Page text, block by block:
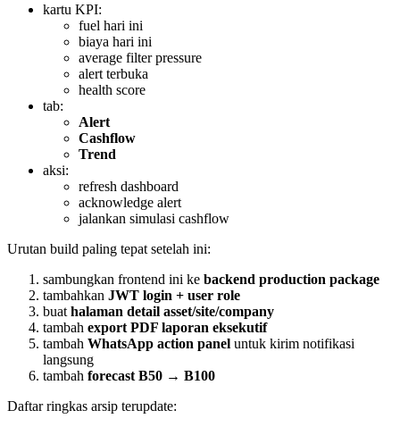
kartu KPI:
fuel hari ini
biaya hari ini
average filter pressure
alert terbuka
health score
tab:
Alert
Cashflow
Trend
aksi:
refresh dashboard
acknowledge alert
jalankan simulasi cashflow
Urutan build paling tepat setelah ini:
sambungkan frontend ini ke backend production package
tambahkan JWT login + user role
buat halaman detail asset/site/company
tambah export PDF laporan eksekutif
tambah WhatsApp action panel untuk kirim notifikasi
langsung
tambah forecast B50 → B100
Daftar ringkas arsip terupdate: